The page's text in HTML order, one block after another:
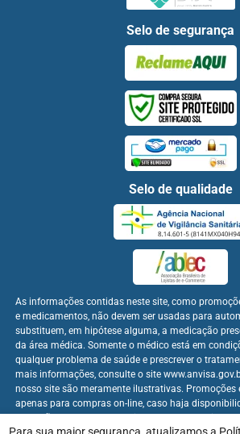
Selo de segurança
Selo de qualidade
As informações contidas neste site, como
e medicamentos, não devem ser usadas para
substituem, em hipótese alguma, a medicação
da área médica. Somente o médico está em
qualquer problema de saúde e prescrever o
mais informações, consulte o site
nosso site são meramente ilustrativas. Promoções
apenas para compras on-line, caso haja